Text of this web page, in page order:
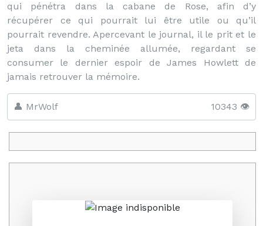
qui pénétra dans la cabane de Rose, afin d’y
récupérer ce qui pourrait lui être utile ou qu’il
pourrait revendre. Apercevant le journal, il le prit et le
jeta dans la cheminée allumée, regardant se
consumer le dernier espoir de James Howlett de
jamais retrouver la mémoire.
👤 MrWolf 10343 👁️